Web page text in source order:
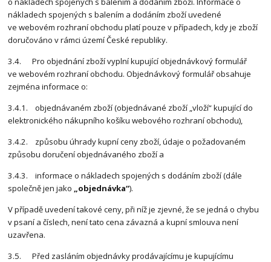
nákladech spojených s balením a dodáním zboží uvedené
ve webovém rozhraní obchodu platí pouze v případech, kdy je zboží
doručováno v rámci území České republiky.
3.4. Pro objednání zboží vyplní kupující objednávkový formulář
ve webovém rozhraní obchodu. Objednávkový formulář obsahuje
zejména informace o:
3.4.1. objednávaném zboží (objednávané zboží „vloží“ kupující do
elektronického nákupního košíku webového rozhraní obchodu),
3.4.2. způsobu úhrady kupní ceny zboží, údaje o požadovaném
způsobu doručení objednávaného zboží a
3.4.3. informace o nákladech spojených s dodáním zboží (dále
společně jen jako „objednávka“).
V případě uvedení takové ceny, při níž je zjevné, že se jedná o chybu
v psaní a číslech, není tato cena závazná a kupní smlouva není
uzavřena.
3.5. Před zasláním objednávky prodávajícímu je kupujícímu